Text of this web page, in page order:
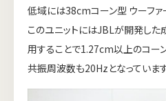
低域には38cmコーン型 ウーファ
このユニットにはJBLが開発した
用することで1.27cm以上のコー
共振周波数も20Hzとなっています